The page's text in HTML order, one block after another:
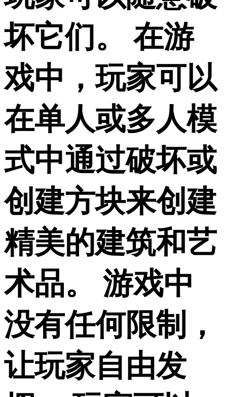
坏它们。 在游
戏中，玩家可以
在单人或多人模
式中通过破坏或
创建方块来创建
精美的建筑和艺
术品。 游戏中
没有任何限制，
让玩家自由发